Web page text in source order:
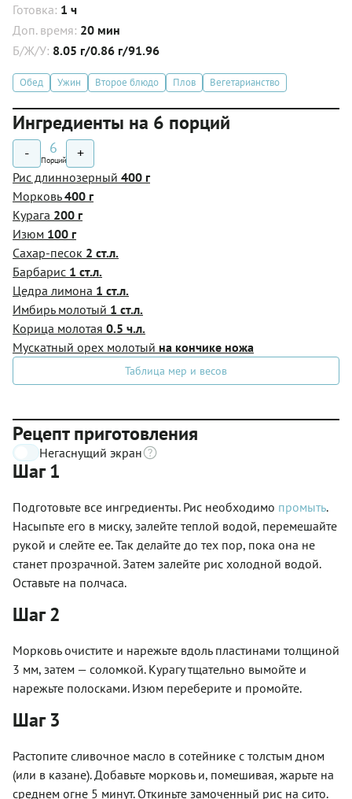
Готовка: 1 ч
Доп. время: 20 мин
Б/Ж/У: 8.05 г/0.86 г/91.96
Обед Ужин Второе блюдо Плов Вегетарианство
Ингредиенты на 6 порций
- 6
Порций +
Рис длиннозерный 400 г
Морковь400 г
Курага 200 г
Изюм 100 г
Сахар-песок 2 ст.л.
Барбарис 1 ст.л.
Цедра лимона 1 ст.л.
Имбирь молотый 1 ст.л.
Корица молотая 0.5 ч.л.
Мускатный орех молотый на кончике ножа
Таблица мер и весов
Рецепт приготовления
Негаснущий экран
Шаг 1
Подготовьте все ингредиенты. Рис необходимо промыть.
Насыпьте его в миску, залейте теплой водой, перемешайте
рукой и слейте ее. Так делайте до тех пор, пока она не
станет прозрачной. Затем залейте рис холодной водой.
Оставьте на полчаса.
Шаг 2
Морковь очистите и нарежьте вдоль пластинами толщиной
3 мм, затем — соломкой. Курагу тщательно вымойте и
нарежьте полосками. Изюм переберите и промойте.
Шаг 3
Растопите сливочное масло в сотейнике с толстым дном
(или в казане). Добавьте морковь и, помешивая, жарьте на
среднем огне 5 минут. Откиньте замоченный рис на сито.